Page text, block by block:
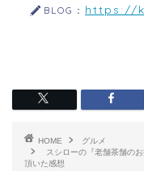
BLOG： https://
HOME
グルメ
スシローの『老舗茶舗の
頂いた感想